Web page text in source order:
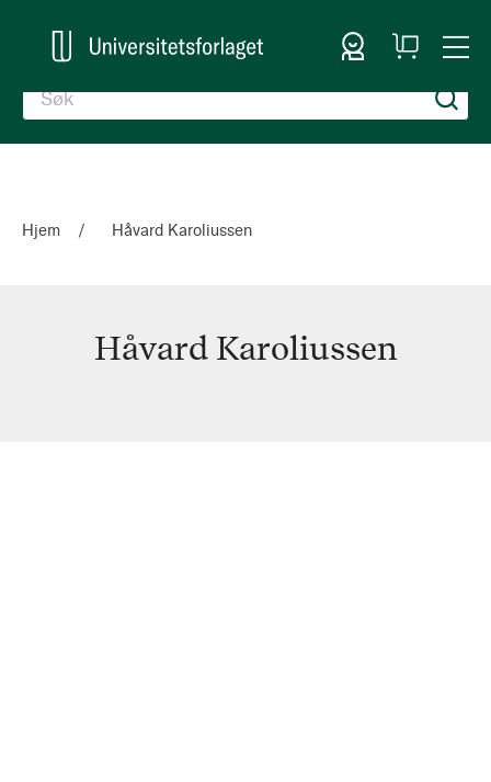
Logg inn
Handlekurv
Hjem Håvard Karoliussen
Håvard Karoliussen